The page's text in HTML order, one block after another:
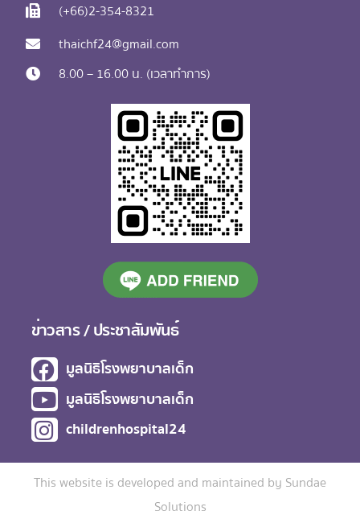
(+66)2-354-8321
thaichf24@gmail.com
8.00 – 16.00 น. (เวลาทำการ)
ข่าวสาร / ประชาสัมพันธ์
มูลนิธิโรงพยาบาลเด็ก​
มูลนิธิโรงพยาบาลเด็ก​
childrenhospital24​
This website is developed and maintained by Sundae
Solutions